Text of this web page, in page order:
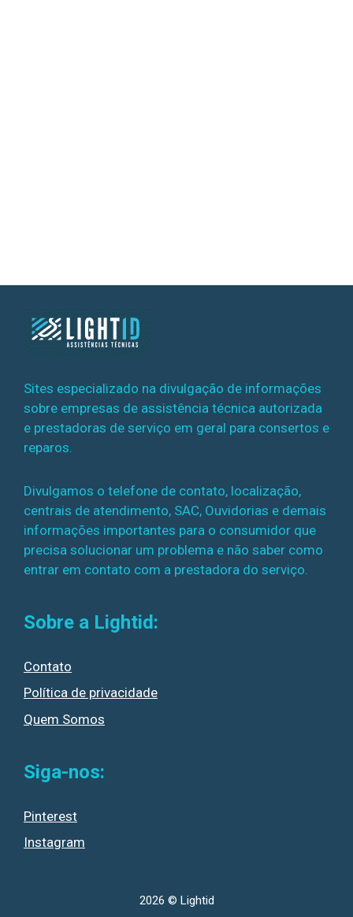
Sites especializado na divulgação de informações
sobre empresas de assistência técnica autorizada
e prestadoras de serviço em geral para consertos e
reparos.
Divulgamos o telefone de contato, localização,
centrais de atendimento, SAC, Ouvidorias e demais
informações importantes para o consumidor que
precisa solucionar um problema e não saber como
entrar em contato com a prestadora do serviço.
Sobre a Lightid:
Contato
Política de privacidade
Quem Somos
Siga-nos:
Pinterest
Instagram
2026 © Lightid